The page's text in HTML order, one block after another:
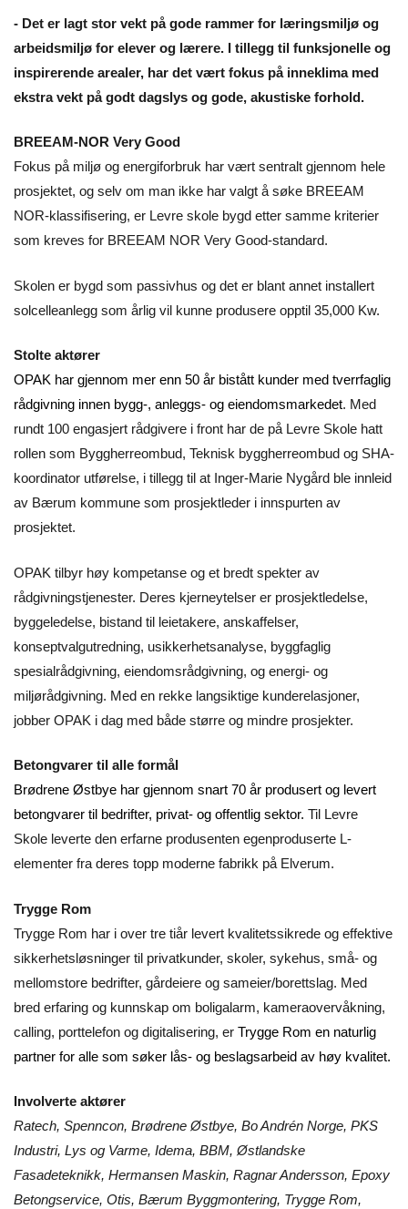
- Det er lagt stor vekt på gode rammer for læringsmiljø og
arbeidsmiljø for elever og lærere. I tillegg til funksjonelle og
inspirerende arealer, har det vært fokus på inneklima med
ekstra vekt på godt dagslys og gode, akustiske forhold.
BREEAM-NOR Very Good
Fokus på miljø og energiforbruk har vært sentralt gjennom hele
prosjektet, og selv om man ikke har valgt å søke BREEAM
NOR-klassifisering, er Levre skole bygd etter samme kriterier
som kreves for BREEAM NOR Very Good-standard.
Skolen er bygd som passivhus og det er blant annet installert
solcelleanlegg som årlig vil kunne produsere opptil 35,000 Kw.
Stolte aktører
OPAK har gjennom mer enn 50 år bistått kunder med tverrfaglig
rådgivning innen bygg-, anleggs- og eiendomsmarkedet. Med
rundt 100 engasjert rådgivere i front har de på Levre Skole hatt
rollen som Byggherreombud, Teknisk byggherreombud og SHA-
koordinator utførelse, i tillegg til at Inger-Marie Nygård ble innleid
av Bærum kommune som prosjektleder i innspurten av
prosjektet.
OPAK tilbyr høy kompetanse og et bredt spekter av
rådgivningstjenester. Deres kjerneytelser er prosjektledelse,
byggeledelse, bistand til leietakere, anskaffelser,
konseptvalgutredning, usikkerhetsanalyse, byggfaglig
spesialrådgivning, eiendomsrådgivning, og energi- og
miljørådgivning. Med en rekke langsiktige kunderelasjoner,
jobber OPAK i dag med både større og mindre prosjekter.
Betongvarer til alle formål
Brødrene Østbye har gjennom snart 70 år produsert og levert
betongvarer til bedrifter, privat- og offentlig sektor. Til Levre
Skole leverte den erfarne produsenten egenproduserte L-
elementer fra deres topp moderne fabrikk på Elverum.
Trygge Rom
Trygge Rom har i over tre tiår levert kvalitetssikrede og effektive
sikkerhetsløsninger til privatkunder, skoler, sykehus, små- og
mellomstore bedrifter, gårdeiere og sameier/borettslag. Med
bred erfaring og kunnskap om boligalarm, kameraovervåkning,
calling, porttelefon og digitalisering, er Trygge Rom en naturlig
partner for alle som søker lås- og beslagsarbeid av høy kvalitet.
Involverte aktører
Ratech, Spenncon, Brødrene Østbye, Bo Andrén Norge, PKS
Industri, Lys og Varme, Idema, BBM, Østlandske
Fasadeteknikk, Hermansen Maskin, Ragnar Andersson, Epoxy
Betongservice, Otis, Bærum Byggmontering, Trygge Rom,